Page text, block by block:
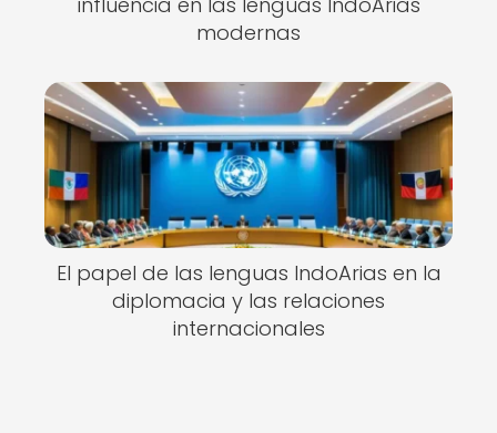
modernas
El papel de las lenguas IndoArias en la
diplomacia y las relaciones
internacionales